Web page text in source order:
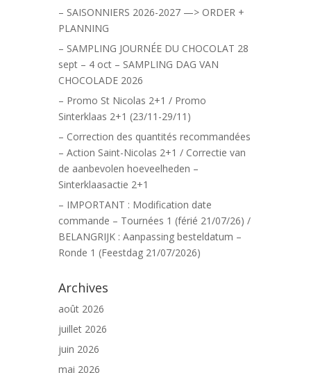
– SAISONNIERS 2026-2027 —> ORDER +
PLANNING
– SAMPLING JOURNÉE DU CHOCOLAT 28
sept – 4 oct – SAMPLING DAG VAN
CHOCOLADE 2026
– Promo St Nicolas 2+1 / Promo
Sinterklaas 2+1 (23/11-29/11)
– Correction des quantités recommandées
– Action Saint-Nicolas 2+1 / Correctie van
de aanbevolen hoeveelheden –
Sinterklaasactie 2+1
– IMPORTANT : Modification date
commande – Tournées 1 (férié 21/07/26) /
BELANGRIJK : Aanpassing besteldatum –
Ronde 1 (Feestdag 21/07/2026)
Archives
août 2026
juillet 2026
juin 2026
mai 2026